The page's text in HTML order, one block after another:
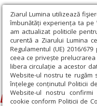
Ziarul Lumina utilizează
îmbunătăți experiența ta pe
am actualizat politicile
curentă a Ziarului Lumina
Regulamentul (UE) 2016/
ceea ce privește
libera circulație a acestor
Website-ul nostru te rugăm
înțelege conținutul Politicii
Website-ul nostru
cookie conform Politicii de
Ziarul Lumina › Damaschin
Damaschin